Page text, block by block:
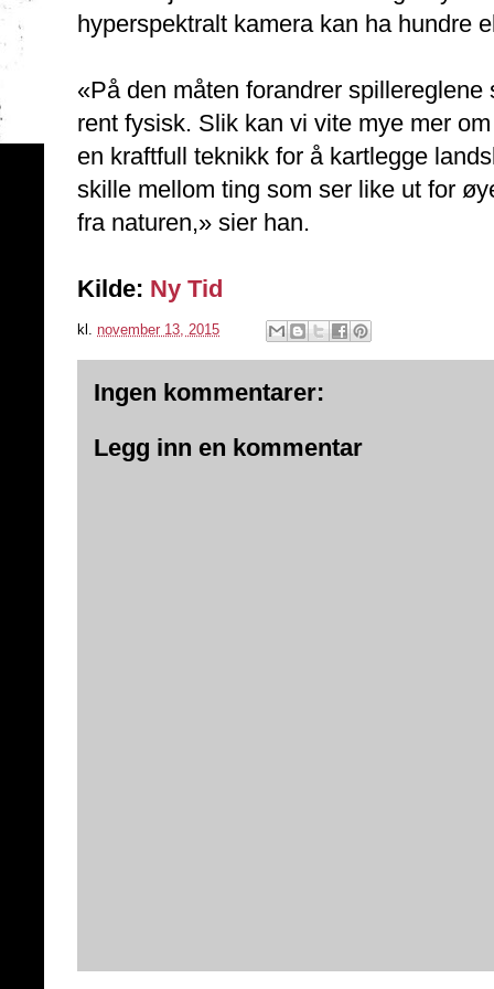
hyperspektralt kamera kan ha hundre
«På den måten forandrer
rent fysisk. Slik kan vi vite mye mer
en kraftfull teknikk for å kartlegge
skille mellom ting som ser like ut for
fra naturen,» sier han.
Kilde: Ny Tid
kl. november 13, 2015
Ingen kommentarer:
Legg inn en kommentar